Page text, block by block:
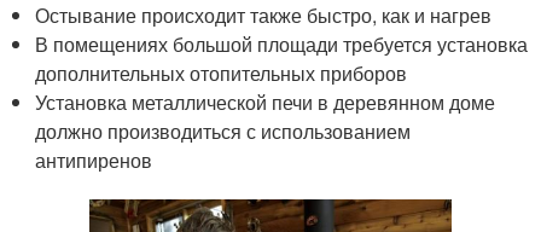
Остывание происходит также быстро, как и нагрев
В помещениях большой площади требуется установка
дополнительных отопительных приборов
Установка металлической печи в деревянном доме
должно производиться с использованием
антипиренов